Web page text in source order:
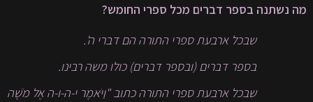
מה נשתנה בספר דברים מכל ספרי החומש?
שבכל ארבעת ספרי התורה הם דברי ה'.
בספר דברים (ובספר דברים) כולו משה רבינו.
שבכל ארבעת ספרי התורה כתוב "וַיֹּאמֶר י-ה-ו-ה אֶל מֹשֶׁה